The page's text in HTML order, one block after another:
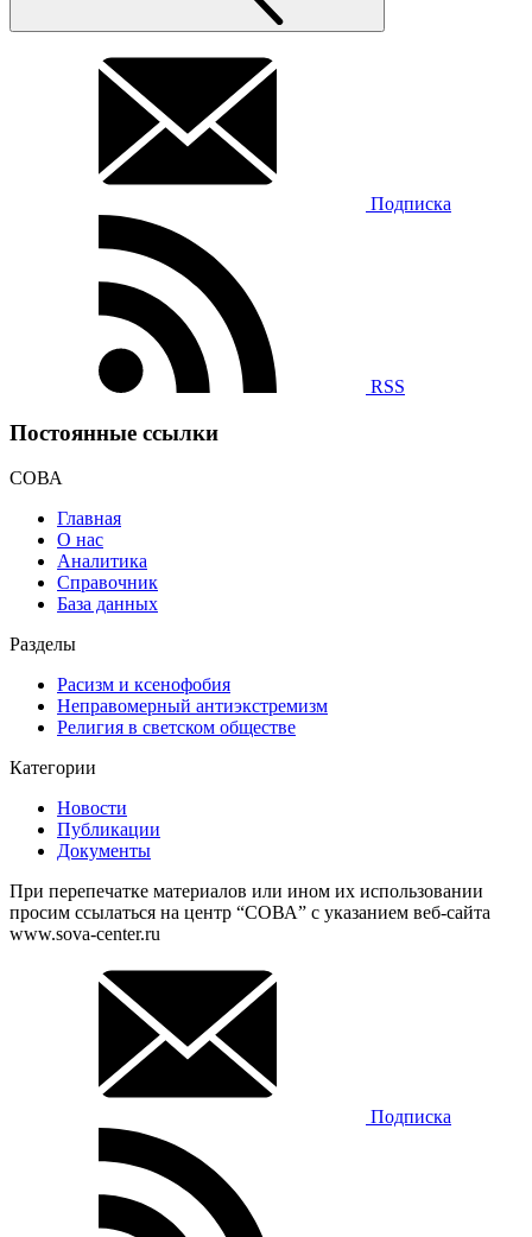
Подписка
RSS
Постоянные ссылки
СОВА
Главная
О нас
Аналитика
Справочник
База данных
Разделы
Расизм и ксенофобия
Неправомерный антиэкстремизм
Религия в светском обществе
Категории
Новости
Публикации
Документы
При перепечатке материалов или ином их использовании
просим ссылаться на центр “СОВА” с указанием веб-сайта
www.sova-center.ru
Подписка